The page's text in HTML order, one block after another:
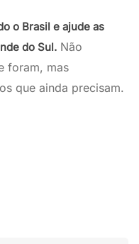
o Brasil e ajude as
do Sul. Não
foram, mas
que ainda precisam.